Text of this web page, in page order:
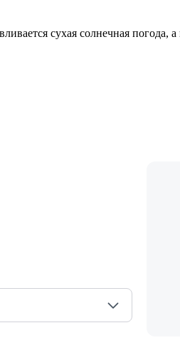
сухая солнечная